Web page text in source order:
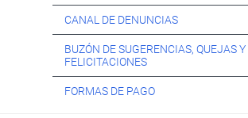
CANAL DE DENUNCIAS
BUZÓN DE SUGERENCIAS, QUEJAS Y
FELICITACIONES
FORMAS DE PAGO